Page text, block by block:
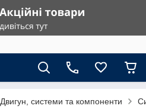
Двигун, системи та компоненти